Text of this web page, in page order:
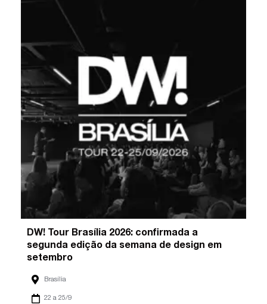
DW! Tour Brasília 2026: confirmada a
segunda edição da semana de design em
setembro
Brasília
22 a 25/9